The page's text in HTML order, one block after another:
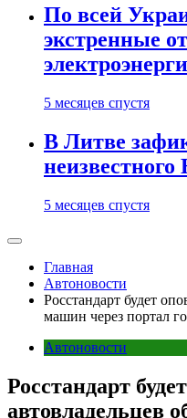
По всей
экстренные
5 месяцев спустя
В Литве
5 месяцев спустя
Главная
Автоновости
Росстандарт будет
машин через портал
Автоновости
Росстандарт
автовладельцев